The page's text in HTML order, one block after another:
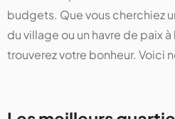
budgets. Que vous cherchiez
du village ou un havre de paix
trouverez votre bonheur. Voici